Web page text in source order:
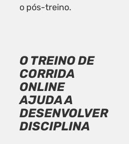
o pós-treino.
O TREINO DE
CORRIDA
ONLINE
AJUDA A
DESENVOLVER
DISCIPLINA